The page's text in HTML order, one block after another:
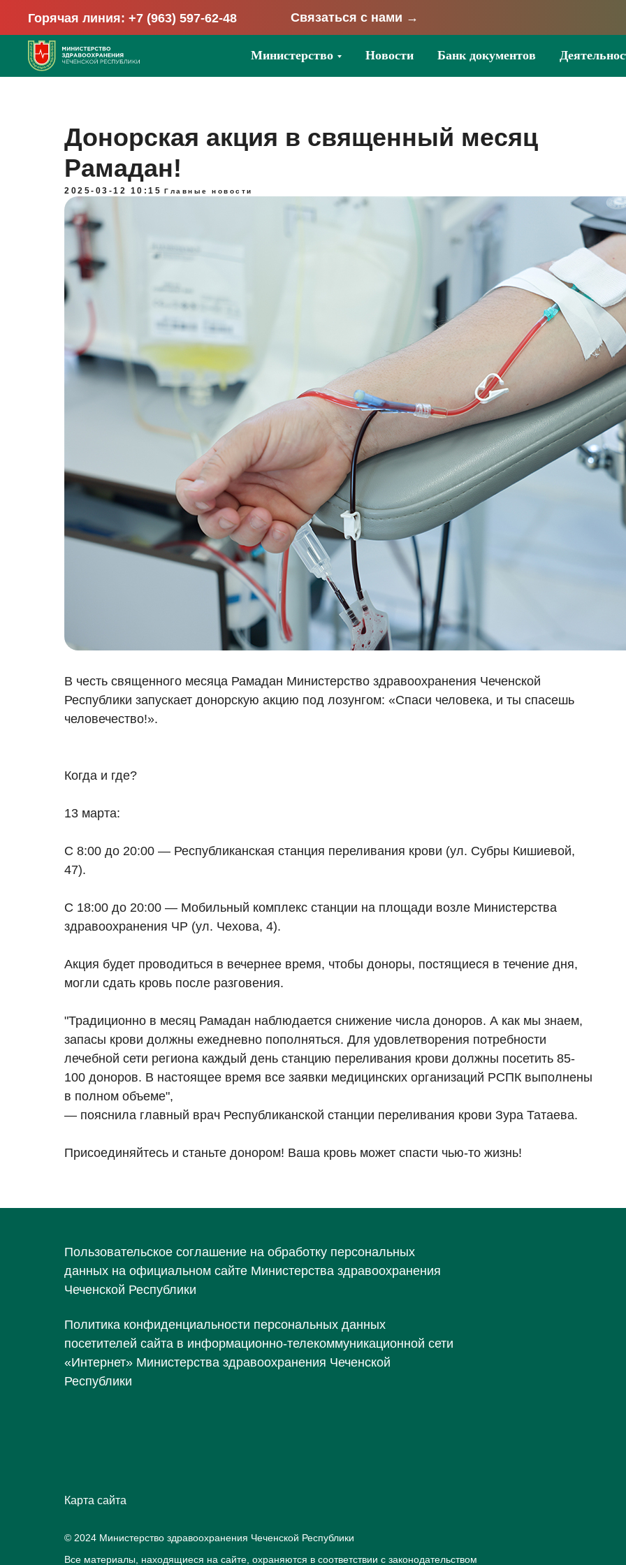
Горячая линия: +7 (963) 597-62-48 Связаться с нами →
Министерство Новости Банк документов
Донорская акция в священный месяц
Рамадан!
2025-03-12 10:15 Главные новости
В честь священного месяца Рамадан Министерство здравоохранения Чеченской
Республики запускает донорскую акцию под лозунгом: «Спаси человека, и ты спасешь
человечество!».
Когда и где?
13 марта:
С 8:00 до 20:00 — Республиканская станция переливания крови (ул. Субры Кишиевой,
47).
С 18:00 до 20:00 — Мобильный комплекс станции на площади возле Министерства
здравоохранения ЧР (ул. Чехова, 4).
Акция будет проводиться в вечернее время, чтобы доноры, постящиеся в течение дня,
могли сдать кровь после разговения.
"Традиционно в месяц Рамадан наблюдается снижение числа доноров. А как мы знаем,
запасы крови должны ежедневно пополняться. Для удовлетворения потребности
лечебной сети региона каждый день станцию переливания крови должны посетить 85-
100 доноров. В настоящее время все заявки медицинских организаций РСПК выполнены
в полном объеме",
— пояснила главный врач Республиканской станции переливания крови Зура Татаева.
Присоединяйтесь и станьте донором! Ваша кровь может спасти чью-то жизнь!
Пользовательское соглашение на обработку персональных
данных на официальном сайте Министерства здравоохранения
Чеченской Республики
Карта сайта
Политика конфиденциальности персональных данных
посетителей сайта в информационно-телекоммуникационной сети
«Интернет» Министерства здравоохранения Чеченской
Республики
Все материалы, находящиеся на сайте, охраняются в соответствии с законодательством
© 2024 Министерство здравоохранения Чеченской Республики